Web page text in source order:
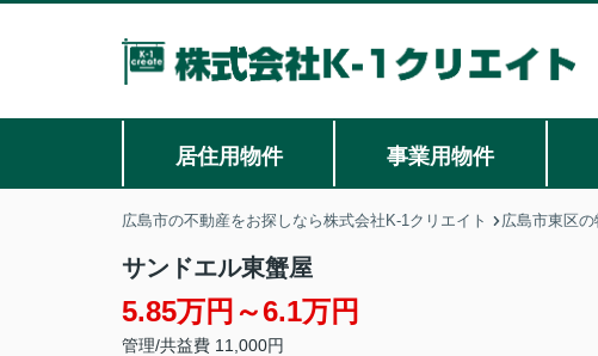
居住用物件 事業用物件
広島市の不動産をお探しなら株式会社K-1クリエイト 広島市東区
サンドエル東蟹屋
5.85万円～6.1万円
管理/共益費 11,000円